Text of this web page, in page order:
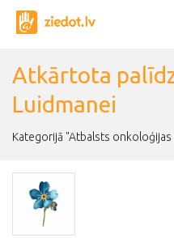
Atkārtota
Luidmanei
Kategorijā "Atbalsts onkoloģijas